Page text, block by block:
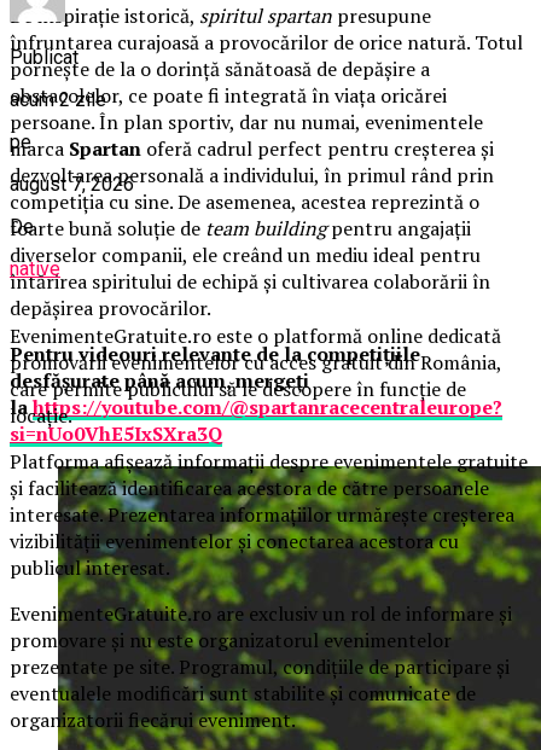
De inspirație istorică, spiritul spartan presupune
înfruntarea curajoasă a provocărilor de orice natură. Totul
pornește de la o dorință sănătoasă de depășire a
obstacolelor, ce poate fi integrată în viața oricărei
persoane. În plan sportiv, dar nu numai, evenimentele
marca Spartan oferă cadrul perfect pentru creșterea și
dezvoltarea personală a individului, în primul rând prin
competiția cu sine. De asemenea, acestea reprezintă o
foarte bună soluție de team buildingpentru angajații
diverselor companii, ele creând un mediu ideal pentru
întărirea spiritului de echipă și cultivarea colaborării în
depășirea provocărilor.
Pentru videouri relevante de la competițiile
desfășurate până acum, mergeți
lahttps://youtube.com/@spartanracecentraleurope?
si=nUo0VhE5IxSXra3Q
Publicat
acum 2 zile
pe
august 7, 2026
De
native
EvenimenteGratuite.ro este o platformă online dedicată
promovării evenimentelor cu acces gratuit din România,
care permite publicului să le descopere în funcție de
locație.
Platforma afișează informații despre evenimentele gratuite
și facilitează identificarea acestora de către persoanele
interesate. Prezentarea informațiilor urmărește creșterea
vizibilității evenimentelor și conectarea acestora cu
publicul interesat.
EvenimenteGratuite.ro are exclusiv un rol de informare și
promovare și nu este organizatorul evenimentelor
prezentate pe site. Programul, condițiile de participare și
eventualele modificări sunt stabilite și comunicate de
organizatorii fiecărui eveniment.